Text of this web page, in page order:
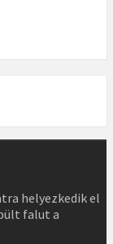
helyezkedik el
falut a